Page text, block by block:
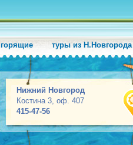
горящие туры из Н.Новгорода
Нижний Новгород
Костина 3, оф. 407
415-47-56